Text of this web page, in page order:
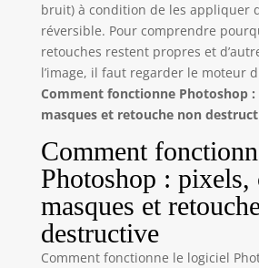
bruit) à condition de les appliquer
réversible. Pour comprendre
retouches restent propres et
l’image, il faut regarder le moteur
Comment fonctionne Photoshop :
masques et retouche non
Comment
Photoshop : pixels,
masques et
destructive
Comment fonctionne le logiciel